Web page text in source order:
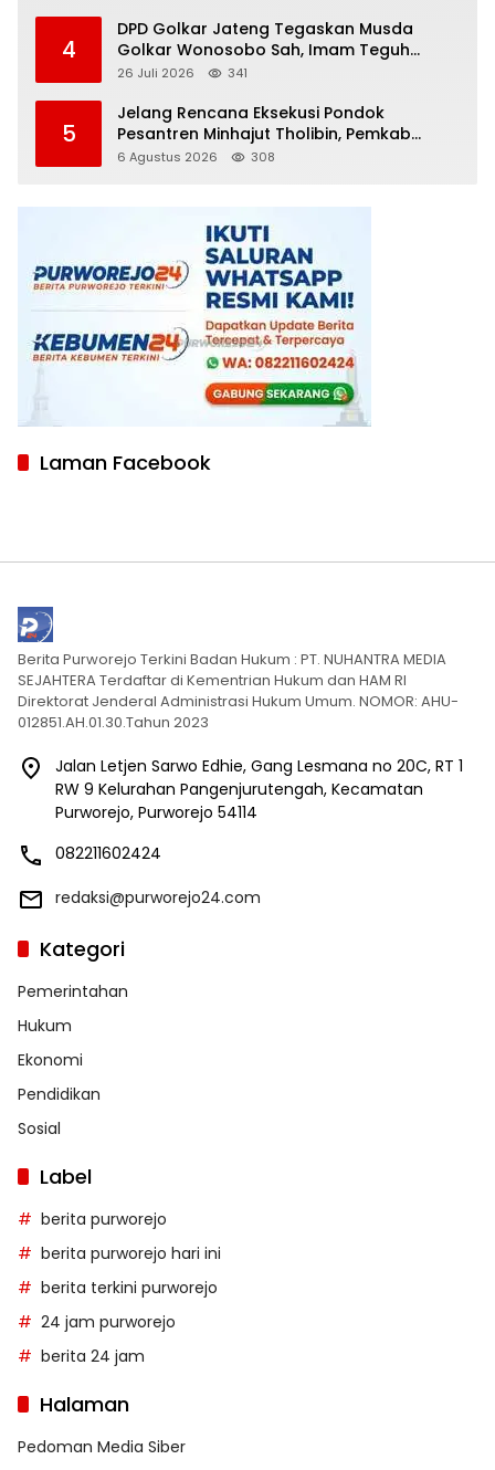
4
DPD Golkar Jateng Tegaskan Musda
Golkar Wonosobo Sah, Imam Teguh
Purnomo Terpilih Secara Aklamasi
26 Juli 2026 341
5
Jelang Rencana Eksekusi Pondok
Pesantren Minhajut Tholibin, Pemkab
Purworejo Dorong Penundaan hingga
6 Agustus 2026 308
Laman Facebook
Berita Purworejo Terkini Badan Hukum : PT. NUHANTRA MEDIA
SEJAHTERA Terdaftar di Kementrian Hukum dan HAM RI
Direktorat Jenderal Administrasi Hukum Umum. NOMOR: AHU-
012851.AH.01.30.Tahun 2023
Jalan Letjen Sarwo Edhie, Gang Lesmana no 20C, RT 1
RW 9 Kelurahan Pangenjurutengah, Kecamatan
Purworejo, Purworejo 54114
082211602424
redaksi@purworejo24.com
Kategori
Pemerintahan
Hukum
Ekonomi
Pendidikan
Sosial
Label
berita purworejo
berita purworejo hari ini
berita terkini purworejo
24 jam purworejo
berita 24 jam
Halaman
Pedoman Media Siber